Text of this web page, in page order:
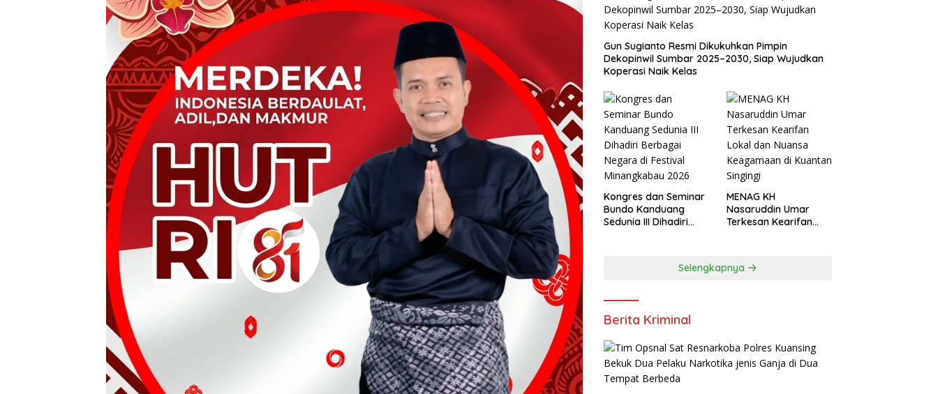
Gun Sugianto Resmi Dikukuhkan Pimpin
Dekopinwil Sumbar 2025–2030, Siap Wujudkan
Koperasi Naik Kelas
Kongres dan Seminar
Bundo Kanduang
Sedunia III Dihadiri
MENAG KH
Nasaruddin Umar
Terkesan Kearifan
Selengkapnya
Berita Kriminal